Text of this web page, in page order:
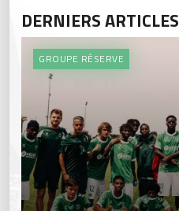
DERNIERS ARTICLES
GROUPE RÉSERVE